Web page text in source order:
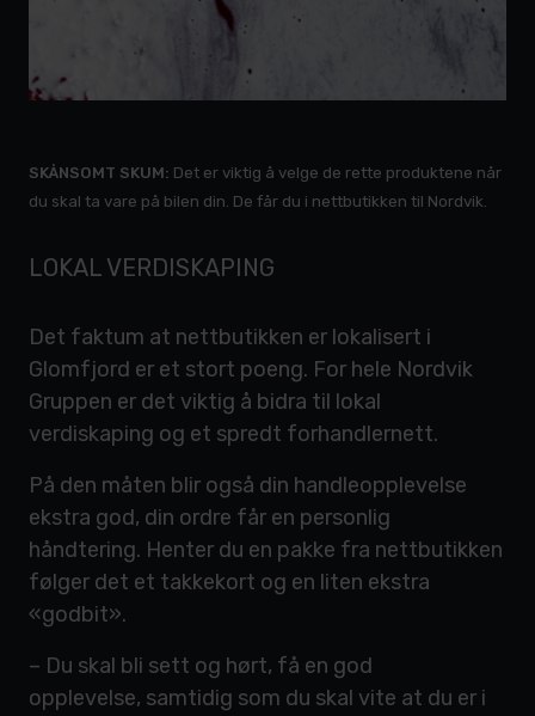
SKÅNSOMT SKUM: Det er viktig å velge de rette produktene når
du skal ta vare på bilen din. De får du i nettbutikken til Nordvik.
LOKAL VERDISKAPING
Det faktum at nettbutikken er lokalisert i
Glomfjord er et stort poeng. For hele Nordvik
Gruppen er det viktig å bidra til lokal
verdiskaping og et spredt forhandlernett.
På den måten blir også din handleopplevelse
ekstra god, din ordre får en personlig
håndtering. Henter du en pakke fra nettbutikken
følger det et takkekort og en liten ekstra
«godbit».
– Du skal bli sett og hørt, få en god
opplevelse, samtidig som du skal vite at du er i